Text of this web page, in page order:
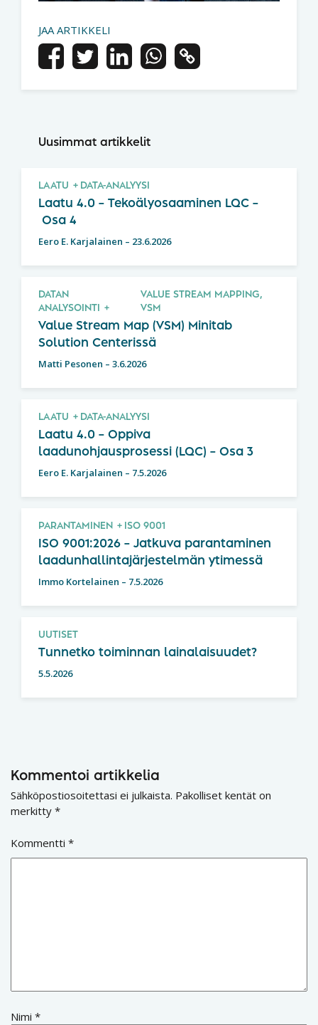
JAA ARTIKKELI
Uusimmat artikkelit
LAATU DATA-ANALYYSI
Laatu 4.0 – Tekoälyosaaminen LQC –
Osa 4
Eero E. Karjalainen – 23.6.2026
DATAN
ANALYSOINTI
VALUE STREAM MAPPING,
VSM
Value Stream Map (VSM) Minitab
Solution Centerissä
Matti Pesonen – 3.6.2026
LAATU DATA-ANALYYSI
Laatu 4.0 – Oppiva
laadunohjausprosessi (LQC) – Osa 3
Eero E. Karjalainen – 7.5.2026
PARANTAMINEN ISO 9001
ISO 9001:2026 – Jatkuva parantaminen
laadunhallintajärjestelmän ytimessä
Immo Kortelainen – 7.5.2026
UUTISET
Tunnetko toiminnan lainalaisuudet?
5.5.2026
Kommentoi artikkelia
Sähköpostiosoitettasi ei julkaista. Pakolliset kentät on
merkitty *
Kommentti *
Nimi *